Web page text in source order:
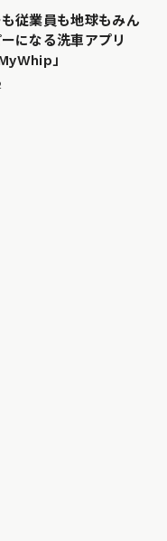
従業員も地球もみん
になる洗車アプリ
」